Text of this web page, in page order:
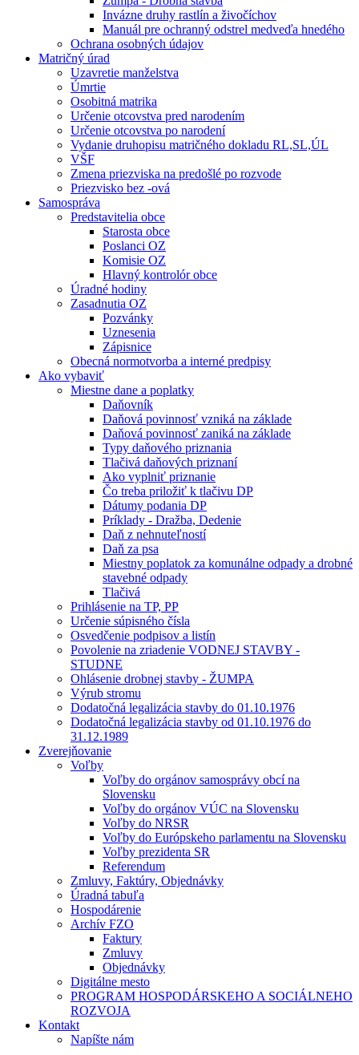
Invázne druhy rastlín a živočíchov
Manuál pre ochranný odstrel medveďa hnedého
Ochrana osobných údajov
Matričný úrad
Uzavretie manželstva
Úmrtie
Osobitná matrika
Určenie otcovstva pred narodením
Určenie otcovstva po narodení
Vydanie druhopisu matričného dokladu RL,SL,ÚL
VŠF
Zmena priezviska na predošlé po rozvode
Priezvisko bez -ová
Samospráva
Predstavitelia obce
Starosta obce
Poslanci OZ
Komisie OZ
Hlavný kontrolór obce
Úradné hodiny
Zasadnutia OZ
Pozvánky
Uznesenia
Zápisnice
Obecná normotvorba a interné predpisy
Ako vybaviť
Miestne dane a poplatky
Daňovník
Daňová povinnosť vzniká na základe
Daňová povinnosť zaniká na základe
Typy daňového priznania
Tlačivá daňových priznaní
Ako vyplniť priznanie
Čo treba priložiť k tlačivu DP
Dátumy podania DP
Príklady - Dražba, Dedenie
Daň z nehnuteľností
Daň za psa
Miestny poplatok za komunálne odpady a drobné
stavebné odpady
Tlačivá
Prihlásenie na TP, PP
Určenie súpisného čísla
Osvedčenie podpisov a listín
Povolenie na zriadenie VODNEJ STAVBY -
STUDNE
Ohlásenie drobnej stavby - ŽUMPA
Výrub stromu
Dodatočná legalizácia stavby do 01.10.1976
Dodatočná legalizácia stavby od 01.10.1976 do
31.12.1989
Zverejňovanie
Voľby
Voľby do orgánov samosprávy obcí na
Slovensku
Voľby do orgánov VÚC na Slovensku
Voľby do NRSR
Voľby do Európskeho parlamentu na Slovensku
Voľby prezidenta SR
Referendum
Zmluvy, Faktúry, Objednávky
Úradná tabuľa
Hospodárenie
Archív FZO
Faktury
Zmluvy
Objednávky
Digitálne mesto
PROGRAM HOSPODÁRSKEHO A SOCIÁLNEHO
ROZVOJA
Kontakt
Napíšte nám